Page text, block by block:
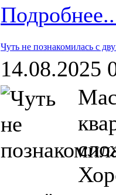
Чуть не познакомилась с
14.08.2025